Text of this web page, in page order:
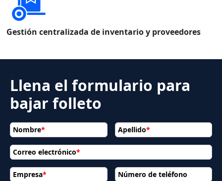
Gestión centralizada de inventario y proveedores
Llena el formulario para
bajar folleto
Nombre* Apellido*
Empresa*
Correo electrónico*
Número de teléfono